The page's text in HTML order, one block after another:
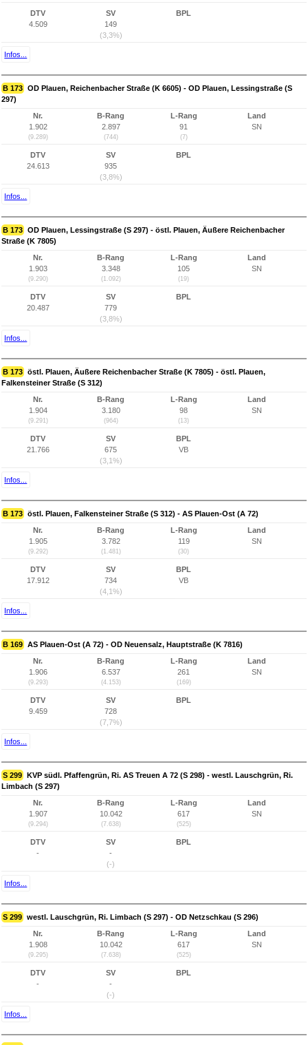
DTV
4.509
SV
149
(3,3%)
BPL
Infos...
B 173 OD Plauen, Reichenbacher Straße (K 6605) - OD Plauen, Lessingstraße (S
297)
Nr.
1.902
(9.289)
B-Rang
2.897
(744)
L-Rang
91
(7)
Land
SN
DTV
24.613
SV
935
(3,8%)
BPL
Infos...
B 173 OD Plauen, Lessingstraße (S 297) - östl. Plauen, Äußere Reichenbacher
Straße (K 7805)
Nr.
1.903
(9.290)
B-Rang
3.348
(1.092)
L-Rang
105
(19)
Land
SN
DTV
20.487
SV
779
(3,8%)
BPL
Infos...
B 173 östl. Plauen, Äußere Reichenbacher Straße (K 7805) - östl. Plauen,
Falkensteiner Straße (S 312)
Nr.
1.904
(9.291)
B-Rang
3.180
(964)
L-Rang
98
(13)
Land
SN
DTV
21.766
SV
675
(3,1%)
BPL
VB
Infos...
B 173 östl. Plauen, Falkensteiner Straße (S 312) - AS Plauen-Ost (A 72)
Nr.
1.905
(9.292)
B-Rang
3.782
(1.481)
L-Rang
119
(30)
Land
SN
DTV
17.912
SV
734
(4,1%)
BPL
VB
Infos...
B 169 AS Plauen-Ost (A 72) - OD Neuensalz, Hauptstraße (K 7816)
Nr.
1.906
(9.293)
B-Rang
6.537
(4.153)
L-Rang
261
(169)
Land
SN
DTV
9.459
SV
728
(7,7%)
BPL
Infos...
S 299 KVP südl. Pfaffengrün, Ri. AS Treuen A 72 (S 298) - westl. Lauschgrün, Ri.
Limbach (S 297)
Nr.
1.907
(9.294)
B-Rang
10.042
(7.638)
L-Rang
617
(525)
Land
SN
DTV
-
SV
-
(-)
BPL
Infos...
S 299 westl. Lauschgrün, Ri. Limbach (S 297) - OD Netzschkau (S 296)
Nr.
1.908
(9.295)
B-Rang
10.042
(7.638)
L-Rang
617
(525)
Land
SN
DTV
-
SV
-
(-)
BPL
Infos...